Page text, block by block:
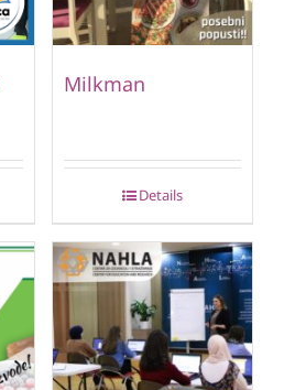
Milkman
Details